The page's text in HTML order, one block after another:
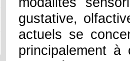
gustative,
actuels se
principalement à